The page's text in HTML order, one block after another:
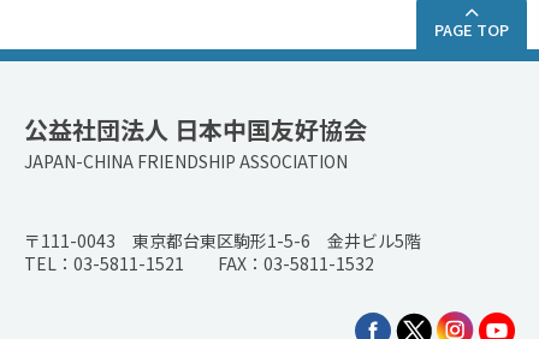
PAGE TOP
公益社団法人 日本中国友好協会
JAPAN-CHINA FRIENDSHIP ASSOCIATION
〒111-0043 東京都台東区駒形1-5-6 金井ビル5階
TEL：03-5811-1521 FAX：03-5811-1532